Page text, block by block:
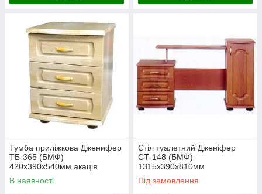
Тумба приліжкова Дженифер
ТБ-365 (БМФ)
420х390х540мм акація
В наявності
Стіл туалетний Дженіфер
СТ-148 (БМФ)
1315х390х810мм
Під замовлення